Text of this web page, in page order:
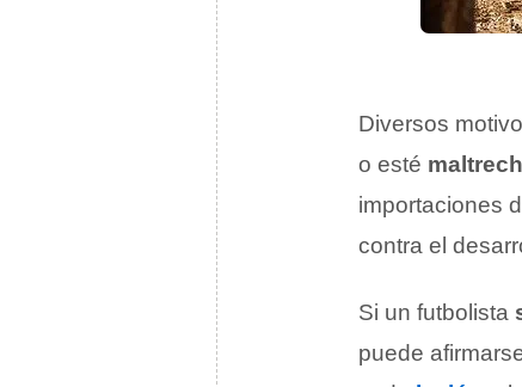
Diversos
o esté
importaciones
contra el
Si un futbolista
puede